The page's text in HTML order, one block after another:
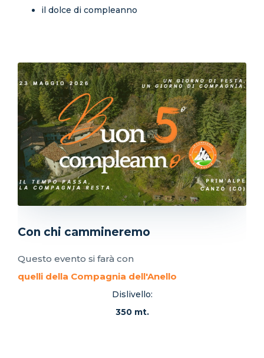
il dolce di compleanno
Con chi cammineremo
Questo evento si farà con
quelli della Compagnia dell'Anello
Dislivello:
350 mt.